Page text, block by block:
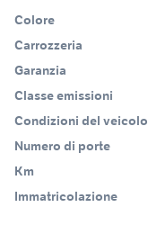
Colore
Carrozzeria
Garanzia
Classe emissioni
Condizioni del veicolo
Numero di porte
Km
Immatricolazione